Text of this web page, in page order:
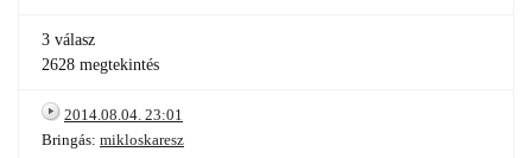
3 válasz
2628 megtekintés
2014.08.04. 23:01
Bringás: mikloskaresz